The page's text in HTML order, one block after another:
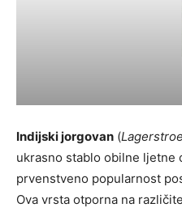
Indijski jorgovan (
ukrasno stablo obilne ljetne
prvenstveno popularnost
Ova vrsta otporna na